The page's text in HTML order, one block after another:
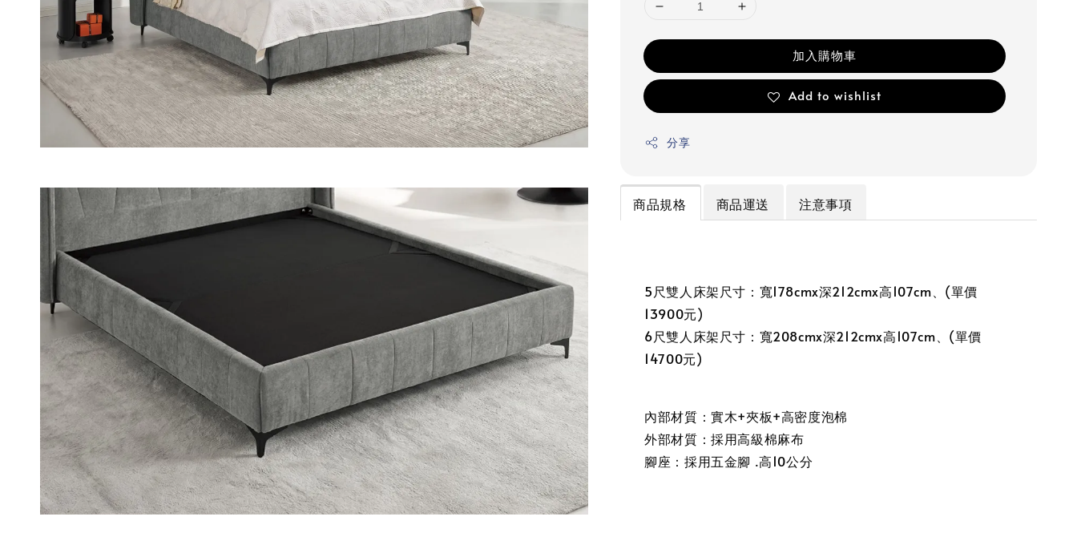
加入購物車
Add to wishlist
分享
商品規格 商品運送 注意事項
5尺雙人床架尺寸：寬178cmx深212cmx高107cm、(單價
13900元)
6尺雙人床架尺寸：寬208cmx深212cmx高107cm、(單價
14700元)
內部材質：實木+夾板+高密度泡棉
外部材質：採用高級棉麻布
腳座：採用五金腳 .高10公分